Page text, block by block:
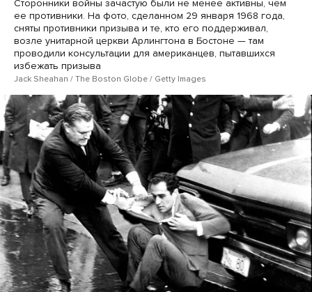
Сторонники войны зачастую были не менее активны, чем
ее противники. На фото, сделанном 29 января 1968 года,
сняты противники призыва и те, кто его поддерживал,
возле унитарной церкви Арлингтона в Бостоне — там
проводили консультации для американцев, пытавшихся
избежать призыва
Jack Sheahan / The Boston Globe / Getty Images